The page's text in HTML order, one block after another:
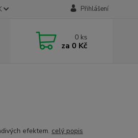
Přihlášení
0 ks
za 0 Kč
efektem. celý popis